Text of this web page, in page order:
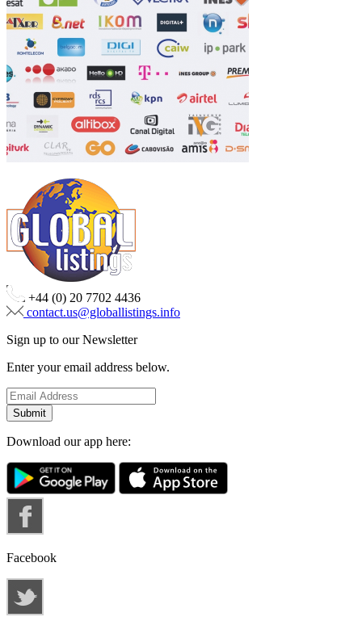
+44 (0) 20 7702 4436
contact.us@globallistings.info
Sign up to our Newsletter
Enter your email address below.
Download our app here:
Facebook